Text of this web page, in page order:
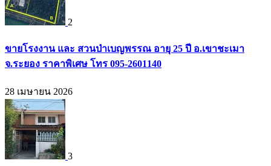
2
ขายโรงงาน และ สวนป่าเบญพรรณ อายุ 25 ปี อ.เขาชะเมา
จ.ระยอง ราคาพิเศษ โทร 095-2601140
28 เมษายน 2026
3